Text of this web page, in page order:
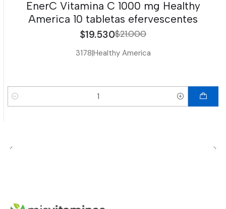
EnerC Vitamina C 1000 mg Healthy
America 10 tabletas efervescentes
$19.530$21.000
3178|Healthy America
Cantidad